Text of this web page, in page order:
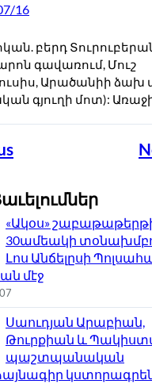
16
բերդ
գավառում, Մուշ
Արածանիի ձախ
գյուղի մոտ):
«Ակօս»
30ամեակի
Լոս Անճելըսի
մէջ
Սաուդյան Արաբիան,
Թուրքիան և
պաշտպանական